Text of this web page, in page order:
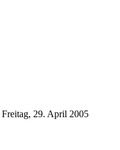
Freitag, 29. April 2005